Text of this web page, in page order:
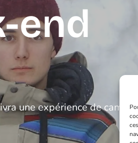
end
une expérience de camp